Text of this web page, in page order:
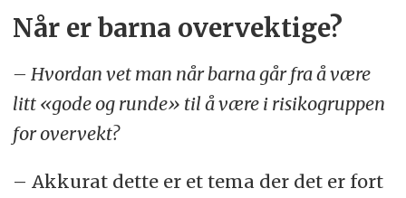
Når er barna overvektige?
– Hvordan vet man når barna går fra å være
litt «gode og runde» til å være i risikogruppen
for overvekt?
– Akkurat dette er et tema der det er fort